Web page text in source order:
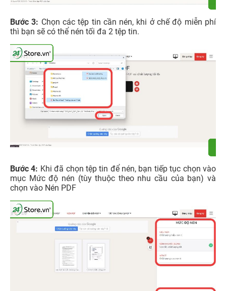
Bước 3: Chọn các tệp tin cần nén, khi ở chế độ miễn phí
thì bạn sẽ có thể nén tối đa 2 tệp tin.
Bước 4: Khi đã chọn tệp tin để nén, bạn tiếp tục chọn vào
mục Mức độ nén (tùy thuộc theo nhu cầu của bạn) và
chọn vào Nén PDF